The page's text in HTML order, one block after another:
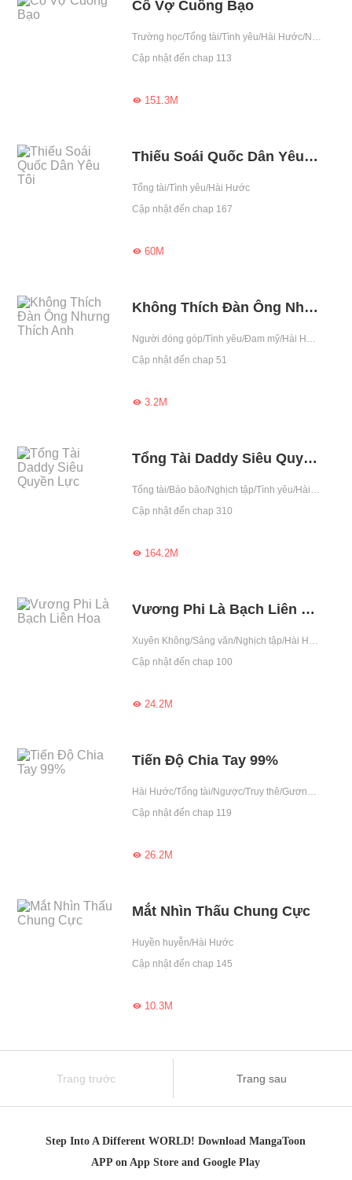
Cô Vợ Cuồng Bạo
Trường học/Tổng tài/Tình yêu/Hài Hước/Ngọt sủng/Drama/Số mệnh/Dịu dàng/Chiếm hữu cao/Trung thành/Đã Full
Cập nhật đến chap 113
151.3M
Thiếu Soái Quốc Dân Yêu Tôi
Tổng tài/Tình yêu/Hài Hước
Cập nhật đến chap 167
60M
Không Thích Đàn Ông Nhưng Thích Anh
Người đóng góp/Tình yêu/Đam mỹ/Hài Hước/Đã Full
Cập nhật đến chap 51
3.2M
Tổng Tài Daddy Siêu Quyền Lực
Tổng tài/Bảo bảo/Nghịch tập/Tình yêu/Hài Hước/Ngọt sủng/Drama/Có em bé/Gương vỡ lại lành/Dịu dàng/Shota/Hoàng tử
Cập nhật đến chap 310
164.2M
Vương Phi Là Bạch Liên Hoa
Xuyên Không/Sảng văn/Nghịch tập/Hài Hước/Vương phi/Chênh lệch tuổi/Số mệnh/Chuyên sủng/Anh hùng cứu mỹ nhân/Gặp gỡ cẩu huyết/Oan gia ngõ hẹp/Dịu dàng/Gái ngoan/Hiền lành
Cập nhật đến chap 100
24.2M
Tiến Độ Chia Tay 99%
Hài Hước/Tổng tài/Ngược/Truy thê/Gương vỡ lại lành/Phản bội/Chuyên sủng/Anh hùng cứu mỹ nhân/Ghen/Chung tình
Cập nhật đến chap 119
26.2M
Mắt Nhìn Thấu Chung Cực
Huyền huyễn/Hài Hước
Cập nhật đến chap 145
10.3M
Trang trước Trang sau
Step Into A Different WORLD! Download MangaToon
APP on App Store and Google Play